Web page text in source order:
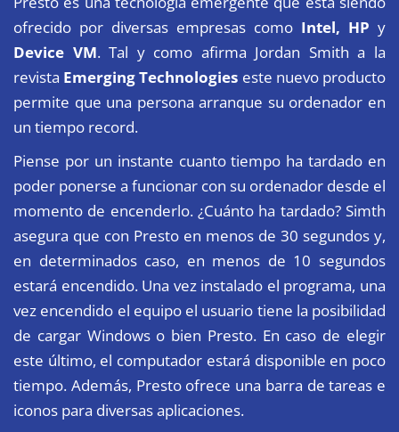
ofrecido por diversas empresas como Intel, HP y
Device VM. Tal y como afirma Jordan Smith a la
revista Emerging Technologies este nuevo producto
permite que una persona arranque su ordenador en
un tiempo record.
Piense por un instante cuanto tiempo ha tardado en
poder ponerse a funcionar con su ordenador desde el
momento de encenderlo. ¿Cuánto ha tardado? Simth
asegura que con Presto en menos de 30 segundos y,
en determinados caso, en menos de 10 segundos
estará encendido. Una vez instalado el programa, una
vez encendido el equipo el usuario tiene la posibilidad
de cargar Windows o bien Presto. En caso de elegir
este último, el computador estará disponible en poco
tiempo. Además, Presto ofrece una barra de tareas e
iconos para diversas aplicaciones.